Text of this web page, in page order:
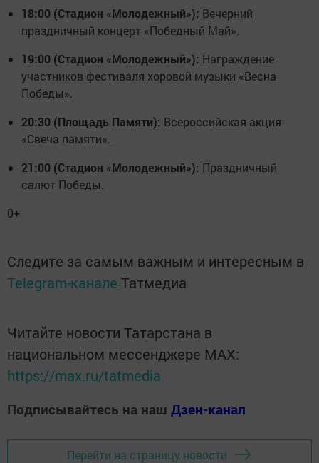
18:00 (Стадион «Молодежный»): Вечерний
праздничный концерт «Победный Май».
19:00 (Стадион «Молодежный»): Награждение
участников фестиваля хоровой музыки «Весна
Победы».
20:30 (Площадь Памяти): Всероссийская акция
«Свеча памяти».
21:00 (Стадион «Молодежный»): Праздничный
салют Победы.
0+
Следите за самым важным и интересным в
Telegram-канале Татмедиа
Читайте новости Татарстана в
национальном мессенджере MАХ:
https://max.ru/tatmedia
Подписывайтесь на наш Дзен-канал
Перейти на страницу новости